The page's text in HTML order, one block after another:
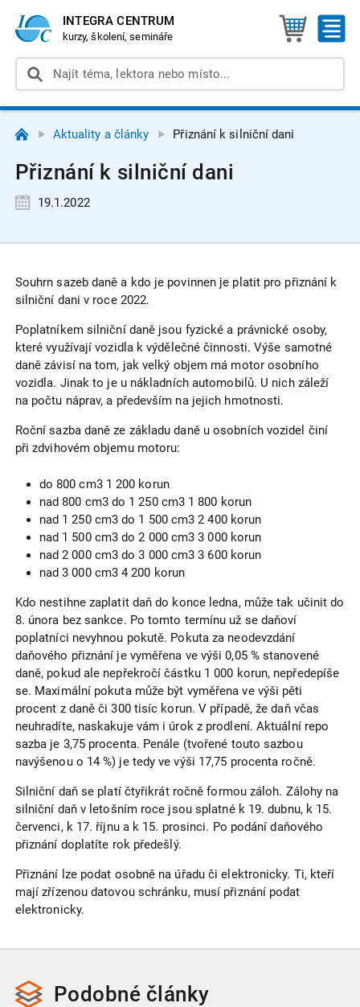
INTEGRA CENTRUM
kurzy, školení, semináře
Aktuality a články Přiznání k silniční dani
Přiznání k silniční dani
19.1.2022
Souhrn sazeb daně a kdo je povinnen je platit pro přiznání k
silniční dani v roce 2022.
Poplatníkem silniční daně jsou fyzické a právnické osoby,
které využívají vozidla k výdělečné činnosti. Výše samotné
daně závisí na tom, jak velký objem má motor osobního
vozidla. Jinak to je u nákladních automobilů. U nich záleží
na počtu náprav, a především na jejich hmotnosti.
Roční sazba daně ze základu daně u osobních vozidel činí
při zdvihovém objemu motoru:
do 800 cm3 1 200 korun
nad 800 cm3 do 1 250 cm3 1 800 korun
nad 1 250 cm3 do 1 500 cm3 2 400 korun
nad 1 500 cm3 do 2 000 cm3 3 000 korun
nad 2 000 cm3 do 3 000 cm3 3 600 korun
nad 3 000 cm3 4 200 korun
Kdo nestihne zaplatit daň do konce ledna, může tak učinit do
8. února bez sankce. Po tomto termínu už se daňoví
poplatníci nevyhnou pokutě. Pokuta za neodevzdání
daňového přiznání je vyměřena ve výši 0,05 % stanovené
daně, pokud ale nepřekročí částku 1 000 korun, nepředepíše
se. Maximální pokuta může být vyměřena ve výši pěti
procent z daně či 300 tisíc korun. V případě, že daň včas
neuhradíte, naskakuje vám i úrok z prodlení. Aktuální repo
sazba je 3,75 procenta. Penále (tvořené touto sazbou
navýšenou o 14 %) je tedy ve výši 17,75 procenta ročně.
Silniční daň se platí čtyřikrát ročně formou záloh. Zálohy na
silniční daň v letošním roce jsou splatné k 19. dubnu, k 15.
červenci, k 17. říjnu a k 15. prosinci. Po podání daňového
přiznání doplatíte rok předešlý.
Přiznání lze podat osobně na úřadu či elektronicky. Ti, kteří
mají zřízenou datovou schránku, musí přiznání podat
elektronicky.
Podobné články